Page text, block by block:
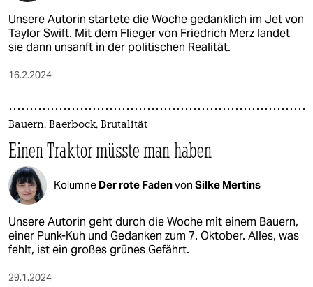
Unsere Autorin startete die Woche gedanklich im Jet von
Taylor Swift. Mit dem Flieger von Friedrich Merz landet
sie dann unsanft in der politischen Realität.
16.2.2024
Bauern, Baerbock, Brutalität
Einen Traktor müsste man haben
Kolumne Der rote Fadenvon Silke Mertins
Unsere Autorin geht durch die Woche mit einem Bauern,
einer Punk-Kuh und Gedanken zum 7. Oktober. Alles, was
fehlt, ist ein großes grünes Gefährt.
29.1.2024